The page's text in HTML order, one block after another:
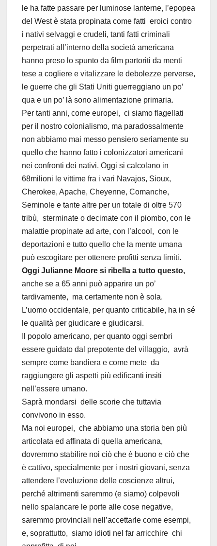
le ha fatte passare per luminose lanterne, l’epopea
del West è stata propinata come fatti eroici contro
i nativi selvaggi e crudeli, tanti fatti criminali
perpetrati all’interno della società americana
hanno preso lo spunto da film partoriti da menti
tese a cogliere e vitalizzare le debolezze perverse,
le guerre che gli Stati Uniti guerreggiano un po’
qua e un po’ là sono alimentazione primaria.
Per tanti anni, come europei, ci siamo flagellati
per il nostro colonialismo, ma paradossalmente
non abbiamo mai messo pensiero seriamente su
quello che hanno fatto i colonizzatori americani
nei confronti dei nativi. Oggi si calcolano in
68milioni le vittime fra i vari Navajos, Sioux,
Cherokee, Apache, Cheyenne, Comanche,
Seminole e tante altre per un totale di oltre 570
tribù, sterminate o decimate con il piombo, con le
malattie propinate ad arte, con l’alcool, con le
deportazioni e tutto quello che la mente umana
può escogitare per ottenere profitti senza limiti.
Oggi Julianne Moore si ribella a tutto questo,
anche se a 65 anni può apparire un po’
tardivamente, ma certamente non è sola.
L’uomo occidentale, per quanto criticabile, ha in sé
le qualità per giudicare e giudicarsi.
Il popolo americano, per quanto oggi sembri
essere guidato dal prepotente del villaggio, avrà
sempre come bandiera e come mete da
raggiungere gli aspetti più edificanti insiti
nell’essere umano.
Saprà mondarsi delle scorie che tuttavia
convivono in esso.
Ma noi europei, che abbiamo una storia ben più
articolata ed affinata di quella americana,
dovremmo stabilire noi ciò che è buono e ciò che
è cattivo, specialmente per i nostri giovani, senza
attendere l’evoluzione delle coscienze altrui,
perché altrimenti saremmo (e siamo) colpevoli
nello spalancare le porte alle cose negative,
saremmo provinciali nell’accettarle come esempi,
e, soprattutto, siamo idioti nel far arricchire chi